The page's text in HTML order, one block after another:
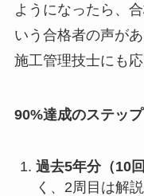
ようになったら、
いう合格者の声が
施工管理技士にも応
90%達成のステップ
過去5年分（10
く、2周目は解